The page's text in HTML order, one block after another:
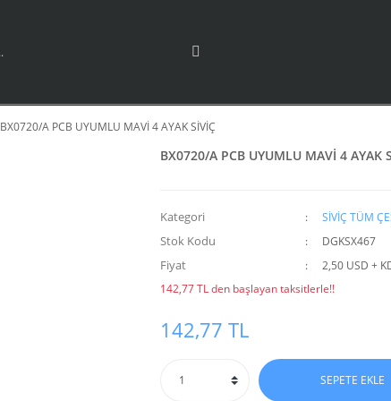
BX0720/A PCB UYUMLU MAVİ 4 AYAK SİVİÇ
BX0720/A PCB UYUMLU MAVİ 4 AYAK
Kategori SİVİÇ TÜM
Stok Kodu DGKSX467
Fiyat
2,50 USD +
142,77 TL den başlayan taksitlerle!!
142,77 TL
SEPETE EKLE